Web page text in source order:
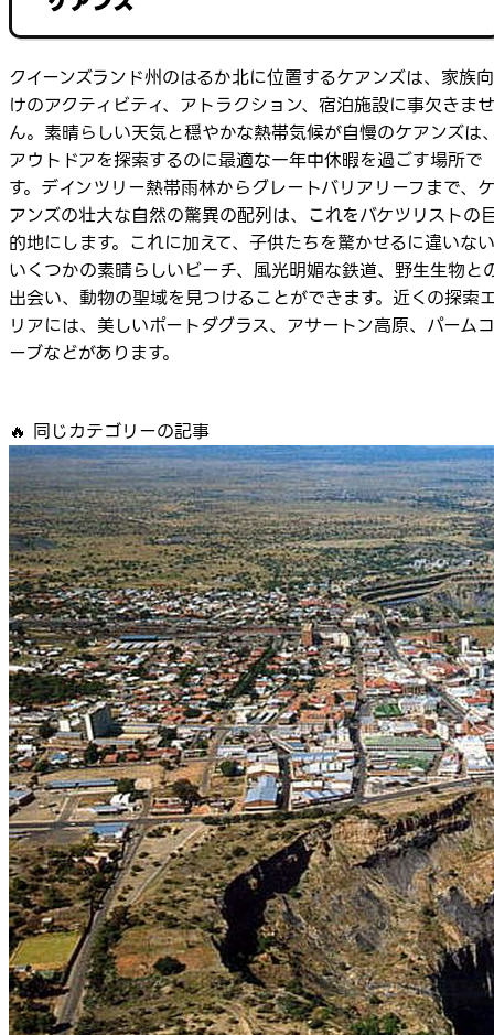
クイーンズランド州のはるか北に位置するケアンズは、家族向
けのアクティビティ、アトラクション、宿泊施設に事欠きませ
ん。素晴らしい天気と穏やかな熱帯気候が自慢のケアンズは
アウトドアを探索するのに最適な一年中休暇を過ごす場所で
す。デインツリー熱帯雨林からグレートバリアリーフまで、ケ
アンズの壮大な自然の驚異の配列は、これをバケツリストの
的地にします。これに加えて、子供たちを驚かせるに違いない
いくつかの素晴らしいビーチ、風光明媚な鉄道、野生生物と
出会い、動物の聖域を見つけることができます。近くの探索
リアには、美しいポートダグラス、アサートン高原、パームコ
ーブなどがあります。
🔥 同じカテゴリーの記事